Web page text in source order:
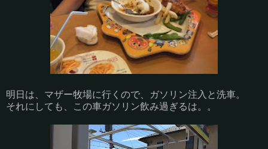
明日は、マザー牧場に行くので、ガソリン注入と洗車。
それにしても、この車ガソリン飲み過ぎるは。。